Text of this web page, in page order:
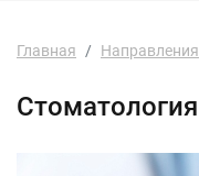
Главная Направления
Стоматология